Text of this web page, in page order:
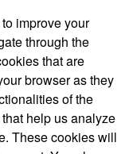
improve your
through the
that are
browser as they
of the
help us analyze
These cookies will